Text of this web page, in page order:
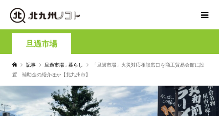
旦過市場
記事 旦過市場 , 暮らし
「旦過市場」火災対応相談窓口を商工貿易会館に設
置 補助金の紹介ほか【北九州市】